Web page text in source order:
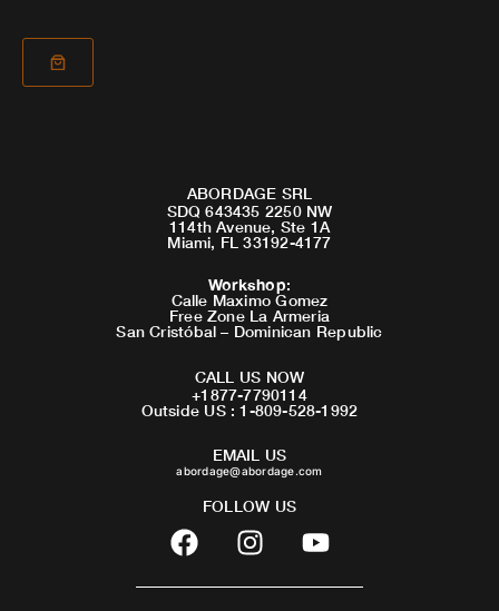
ABORDAGE SRL
SDQ 643435 2250 NW
114th Avenue, Ste 1A
Miami, FL 33192-4177
Workshop:
Calle Maximo Gomez
Free Zone La Armeria
San Cristóbal – Dominican Republic
CALL US NOW
+1877-7790114
Outside US : 1-809-528-1992
EMAIL US
abordage@abordage.com
FOLLOW US
F
a
c
I
n
s
Y
o
u